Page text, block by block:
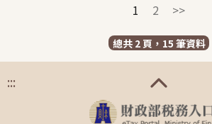
1 2 >>
總共 2 頁，15 筆資料
:::